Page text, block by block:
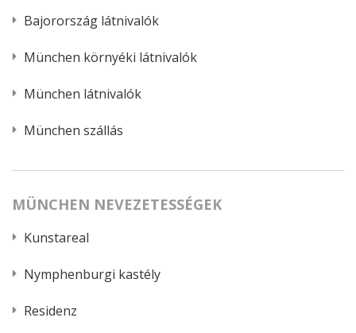
Bajorország látnivalók
München környéki látnivalók
München látnivalók
München szállás
MÜNCHEN NEVEZETESSÉGEK
Kunstareal
Nymphenburgi kastély
Residenz